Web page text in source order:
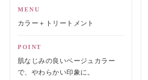
MENU
カラー＋トリートメント
POINT
肌なじみの良いベージュカラー
で、やわらかい印象に。